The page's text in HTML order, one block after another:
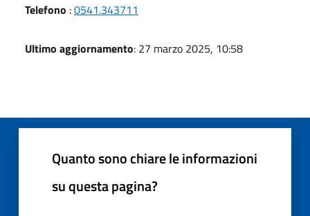
Telefono :0541.343711
Ultimo aggiornamento: 27 marzo 2025, 10:58
Quanto sono chiare le informazioni
su questa pagina?